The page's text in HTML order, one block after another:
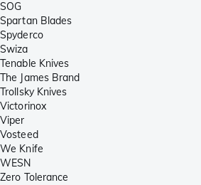
SOG
Spartan Blades
Spyderco
Swiza
Tenable Knives
The James Brand
Trollsky Knives
Victorinox
Viper
Vosteed
We Knife
WESN
Zero Tolerance